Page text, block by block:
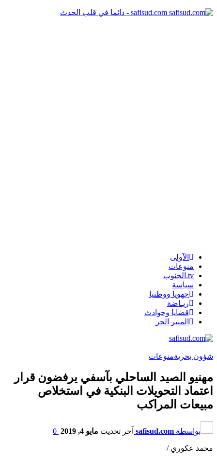
safisud.com - دائما في قلب الحدث
الآولى
منوعات
tv.الجنوب
سياسة
جهويا ووطنيا
ريـاضة
قضايا وحوادث
المنبر الحر
شؤون بحريةمنوعات
مهنيو الصيد الساحلي بآسفي يرفضون قرار
اعتماد التحويلات البنكية في استخلاص
مبيعات المراكب
بواسطة safisud.com آخر تحديث مايو 4, 2019
محمد عكوري /